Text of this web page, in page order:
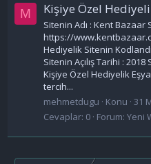
M Kişiye Özel
Sitenin Adı : Kent Bazaar
https://
Hediyelik Sitenin
Sitenin Açılış Tarihi :
Kişiye Özel Hediyelik
tercih...
mehmetdugu
Konu 31
Cevaplar: 0 Forum:Yeni